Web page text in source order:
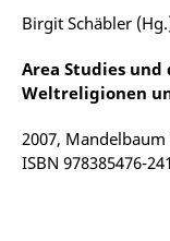
Birgit Schäbler
Area Studies und
Weltreligionen
2007, Mandelbaum
ISBN 978385476-